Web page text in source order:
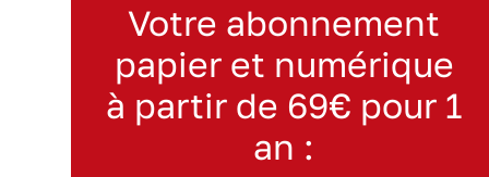
Votre abonnement
papier et numérique
à partir de 69€ pour 1
an :